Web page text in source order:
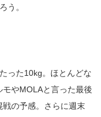
う。
った10kg。ほとんどな
やMOLAと言った最後
の予感。さらに週末